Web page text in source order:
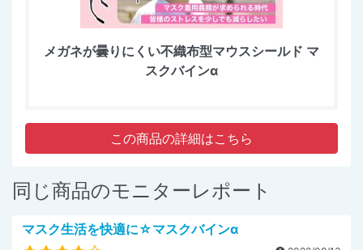
メガネが曇りにくい不織布型マウスシールド マ
スクバインα
この商品の詳細はこちら
同じ商品のモニターレポート
マスク生活を快適に☆マスクバインα